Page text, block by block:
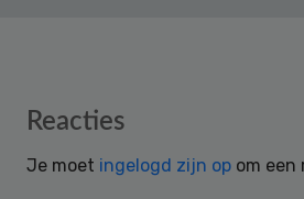
Reader
Reacties
Je moet ingelogd zijn op om een